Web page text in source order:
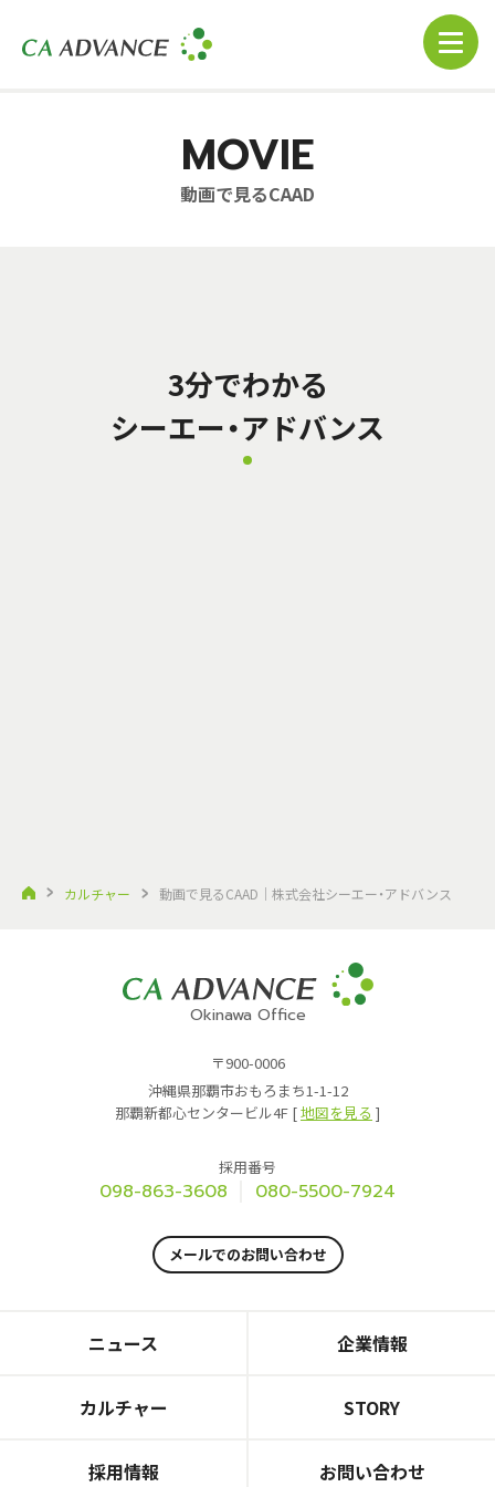
MOVIE
動画で見るCAAD
3分でわかる
シーエー・アドバンス
カルチャー 動画で見るCAAD｜株式会社シーエー・アドバンス
Okinawa Office
〒900-0006
沖縄県那覇市おもろまち1-1-12
那覇新都心センタービル4F [地図を見る ]
採用番号
098-863-3608 080-5500-7924
メールでのお問い合わせ
ニュース 企業情報
カルチャー STORY
採用情報 お問い合わせ